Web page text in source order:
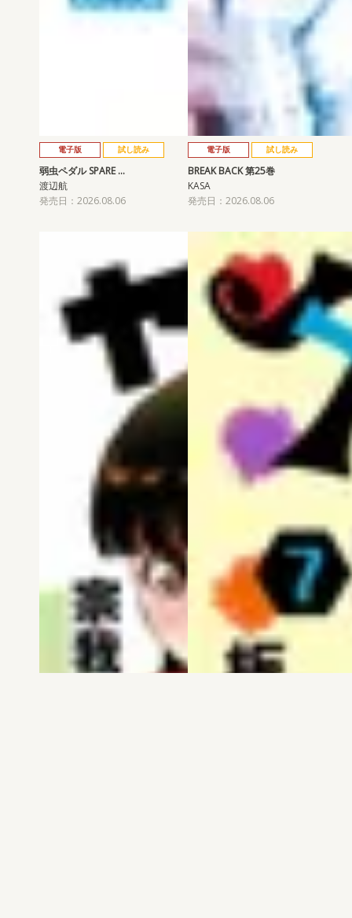
電子版 試し読み
弱虫ペダル SPARE …
渡辺航
発売日：2026.08.06
電子版 試し読み
BREAK BACK 第25巻
KASA
発売日：2026.08.06